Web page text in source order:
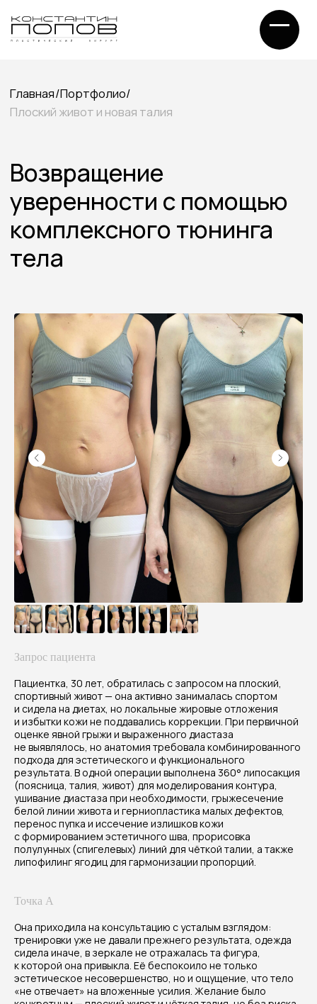
Возвращение
комплексного тюнинга
тела
Запрос пациента
Пациентка, 30 лет, обратилась с запросом на плоский,
спортивный живот — она активно занималась спортом
и сидела на диетах, но локальные жировые отложения
и избытки кожи не поддавались коррекции. При первичной
оценке явной грыжи и выраженного диастаза
не выявлялось, но анатомия требовала комбинированного
подхода для эстетического и функционального
результата. В одной операции выполнена 360° липосакция
(поясница, талия, живот) для моделирования контура,
ушивание диастаза при необходимости, грыжесечение
белой линии живота и герниопластика малых дефектов,
перенос пупка и иссечение излишков кожи
с формированием эстетичного шва, прорисовка
полулунных (спигелевых) линий для чёткой талии, а также
липофилинг ягодиц для гармонизации пропорций.
Точка А
Она приходила на консультацию с усталым взглядом:
тренировки уже не давали прежнего результата, одежда
сидела иначе, в зеркале не отражалась та фигура,
к которой она привыкла. Её беспокоило не только
эстетическое несовершенство, но и ощущение, что тело
«не отвечает» на вложенные усилия. Желание было
Результат
Через 6 месяцев пациентка вернулась к
активной жизни с заметно изменённым
силуэтом: живот стал плоским и упругим,